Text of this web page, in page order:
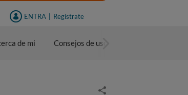
ENTRA Regístrate
de mi Consejos de uso